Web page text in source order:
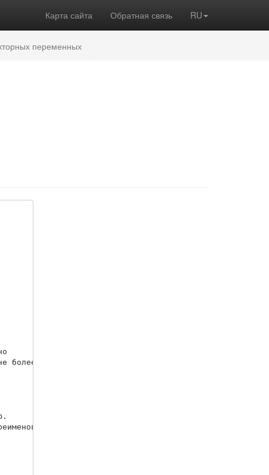
Карта сайта Обратная связь RU
переменных
более